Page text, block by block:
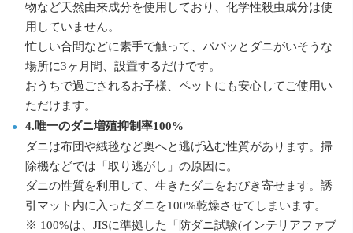
物など天然由来成分を使用しており、化学性殺虫成分は使
用していません。
忙しい合間などに素手で触って、パパッとダニがいそうな
場所に3ヶ月間、設置するだけです。
おうちで過ごされるお子様、ペットにも安心してご使用い
ただけます。
4.唯一のダニ増殖抑制率100%
ダニは布団や絨毯など奥へと逃げ込む性質があります。掃
除機などでは「取り逃がし」の原因に。
ダニの性質を利用して、生きたダニをおびき寄せます。誘
引マット内に入ったダニを100%乾燥させてしまいます。
※ 100%は、JISに準拠した「防ダニ試験(インテリアファブ